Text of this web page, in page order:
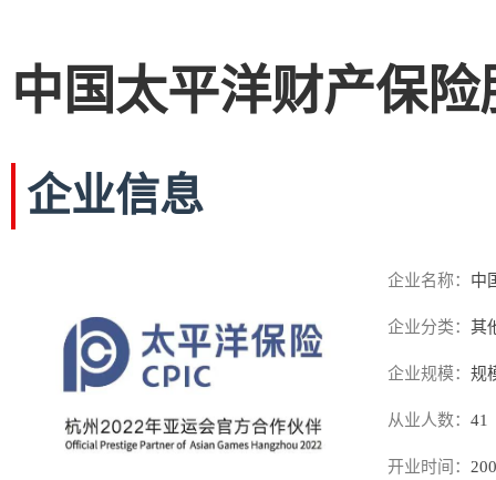
中国太平洋财产保
企业信息
企业名称： 中
企业分类： 其
企业规模： 规
从业人数： 41
开业时间：